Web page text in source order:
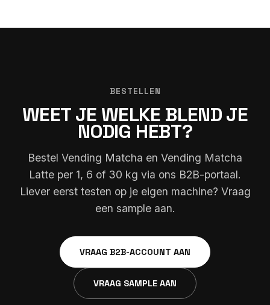
BESTELLEN
WEET JE WELKE BLEND JE
NODIG HEBT?
Bestel Vending Matcha en Vending Matcha
Latte per 1, 6 of 30 kg via ons B2B-portaal.
Liever eerst testen op je eigen machine? Vraag
een sample aan.
VRAAG B2B-ACCOUNT AAN
VRAAG SAMPLE AAN